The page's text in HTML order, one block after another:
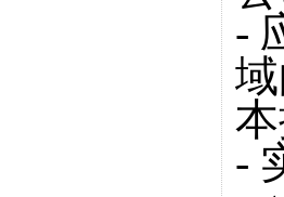
-
-